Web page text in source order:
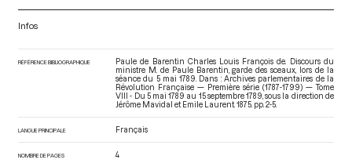
Infos
RÉFÉRENCE BIBLIOGRAPHIQUE
Paule de Barentin Charles Louis François de. Discours du
ministre M. de Paule Barentin, garde des sceaux, lors de la
séance du 5 mai 1789. Dans : Archives parlementaires de la
Révolution Française — Première série (1787-1799) — Tome
VIII - Du 5 mai 1789 au 15 septembre 1789 , sous la direction de
Jérôme Mavidal et Emile Laurent. 1875. pp. 2-5.
LANGUE PRINCIPALE Français
NOMBRE DE PAGES 4